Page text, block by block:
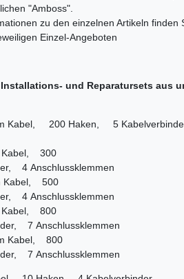
"Amboss".
zu den einzelnen Artikeln finden
Einzel-Angeboten
und Reparatursets aus
Kabel, 200 Haken, 5
300
4 Anschlussklemmen
500
4 Anschlussklemmen
800
7 Anschlussklemmen
Kabel, 800
7 Anschlussklemmen